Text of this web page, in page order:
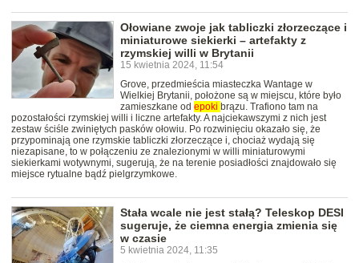
Ołowiane zwoje jak tabliczki złorzeczące i
miniaturowe siekierki – artefakty z
rzymskiej willi w Brytanii
15 kwietnia 2024, 11:54
Grove, przedmieścia miasteczka Wantage w
Wielkiej Brytanii, położone są w miejscu, które było
zamieszkane od epoki brązu. Trafiono tam na
pozostałości rzymskiej willi i liczne artefakty. A najciekawszymi z nich jest
zestaw ściśle zwiniętych pasków ołowiu. Po rozwinięciu okazało się, że
przypominają one rzymskie tabliczki złorzeczące i, chociaż wydają się
niezapisane, to w połączeniu ze znalezionymi w willi miniaturowymi
siekierkami wotywnymi, sugerują, że na terenie posiadłości znajdowało się
miejsce rytualne bądź pielgrzymkowe.
Stała wcale nie jest stałą? Teleskop DESI
sugeruje, że ciemna energia zmienia się
w czasie
5 kwietnia 2024, 11:35